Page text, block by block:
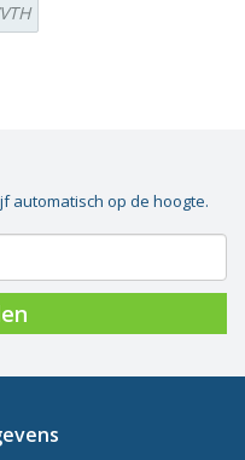
automatisch op de hoogte.